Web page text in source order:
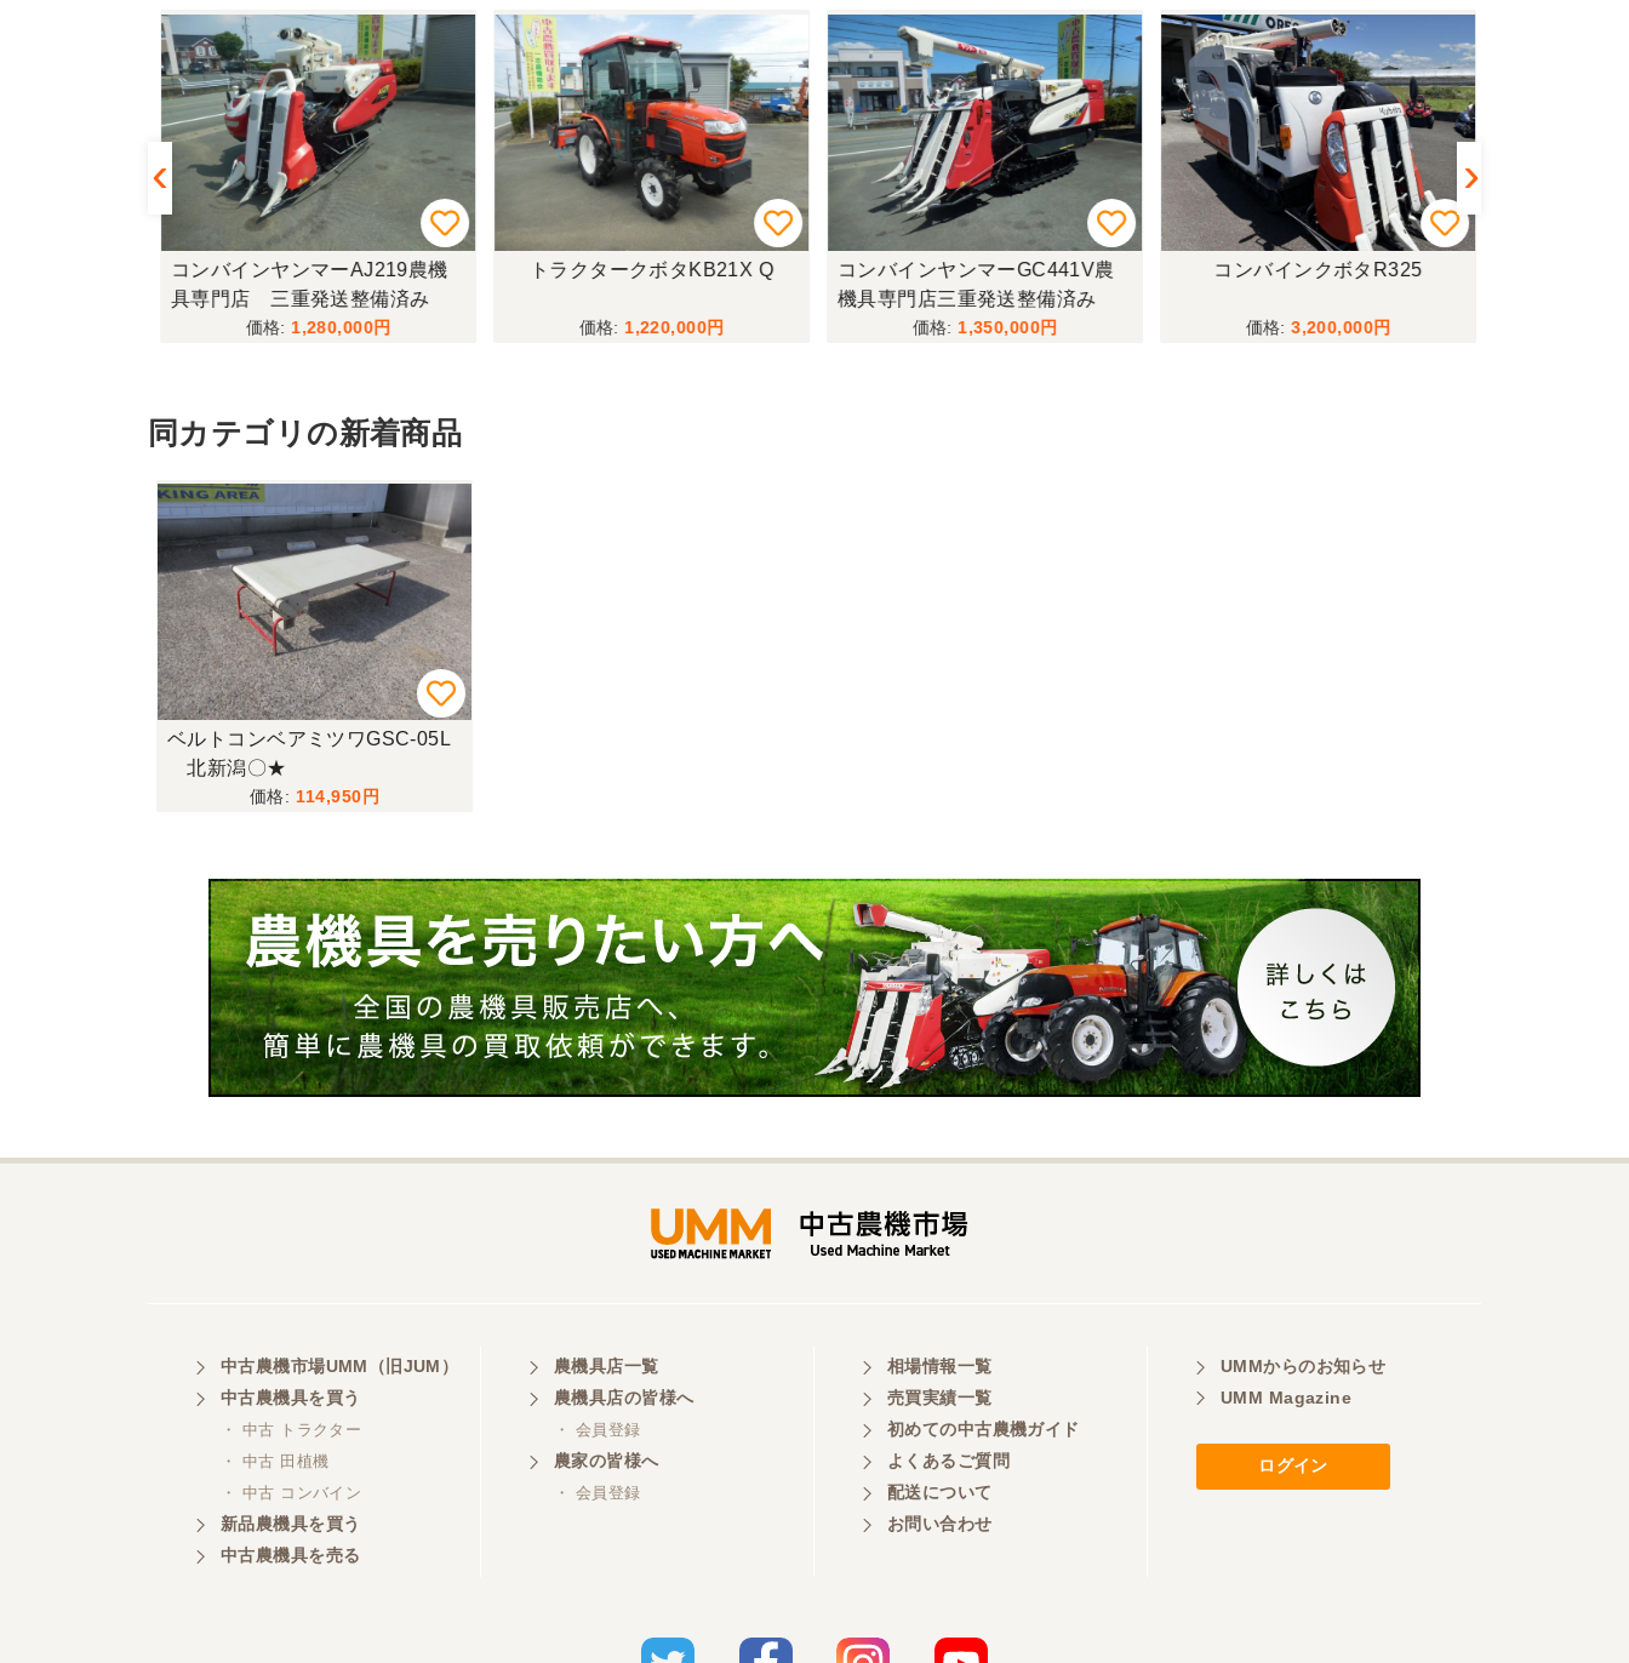
コンバインヤンマーAJ219農機
具専門店 三重発送整備済み
1,280,000
トラクタークボタKB21X Q
1,220,000
コンバインヤンマーGC441V農
機具専門店三重発送整備済み
1,350,000
コンバインクボタR325
3,200,000
同カテゴリの新着商品
ベルトコンベアミツワGSC-05L
北新潟〇★
114,950
中古農機市場UMM（旧JUM）
中古農機具を買う
・ 中古 トラクター
・ 中古 田植機
・ 中古 コンバイン
新品農機具を買う
中古農機具を売る
農機具店一覧
農機具店の皆様へ
・ 会員登録
農家の皆様へ
・ 会員登録
相場情報一覧
売買実績一覧
初めての中古農機ガイド
よくあるご質問
配送について
お問い合わせ
UMMからのお知らせ
UMM Magazine
ログイン